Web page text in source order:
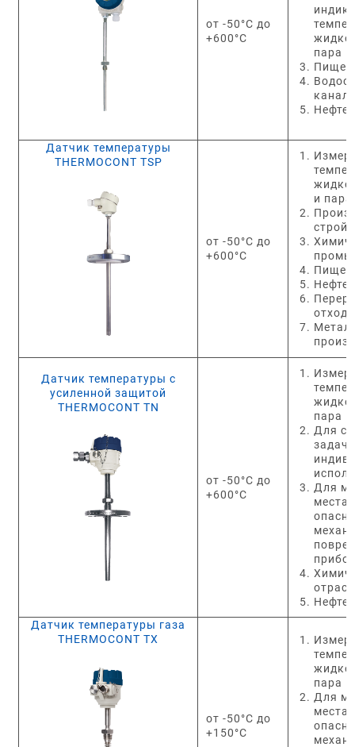
от -50°C до
+600°C
пара
Датчик температуры
THERMOCONT TSP
от -50°C до
+600°C
и пара
Датчик температуры с
усиленной защитой
THERMOCONT TN
от -50°C до
+600°C
пара
Для
задач
Для
Датчик температуры газа
THERMOCONT TX
от -50°C до
+150°C
пара
Для